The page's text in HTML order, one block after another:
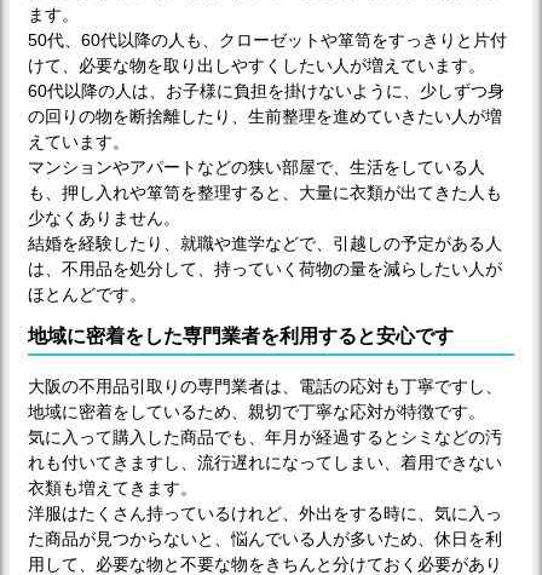
ます。
50代、60代以降の人も、クローゼットや箪笥をすっきりと片付
けて、必要な物を取り出しやすくしたい人が増えています。
60代以降の人は、お子様に負担を掛けないように、少しずつ身
の回りの物を断捨離したり、生前整理を進めていきたい人が増
えています。
マンションやアパートなどの狭い部屋で、生活をしている人
も、押し入れや箪笥を整理すると、大量に衣類が出てきた人も
少なくありません。
結婚を経験したり、就職や進学などで、引越しの予定がある人
は、不用品を処分して、持っていく荷物の量を減らしたい人が
ほとんどです。
地域に密着をした専門業者を利用すると安心です
大阪の不用品引取りの専門業者は、電話の応対も丁寧ですし、
地域に密着をしているため、親切で丁寧な応対が特徴です。
気に入って購入した商品でも、年月が経過するとシミなどの汚
れも付いてきますし、流行遅れになってしまい、着用できない
衣類も増えてきます。
洋服はたくさん持っているけれど、外出をする時に、気に入っ
た商品が見つからないと、悩んでいる人が多いため、休日を利
用して、必要な物と不要な物をきちんと分けておく必要があり